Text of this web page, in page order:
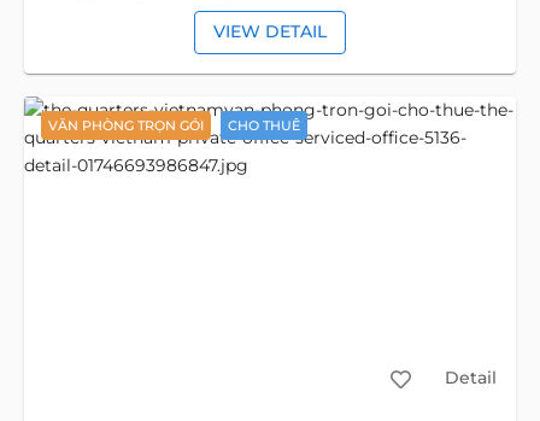
VIEW DETAIL
VĂN PHÒNG TRỌN GÓI CHO THUÊ
Detail